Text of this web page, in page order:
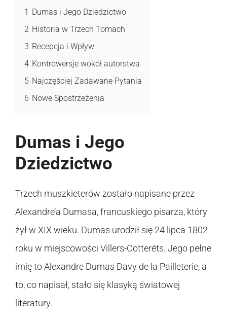
1 Dumas i Jego Dziedzictwo
2 Historia w Trzech Tomach
3 Recepcja i Wpływ
4 Kontrowersje wokół autorstwa
5 Najczęściej Zadawane Pytania
6 Nowe Spostrzeżenia
Dumas i Jego
Dziedzictwo
Trzech muszkieterów zostało napisane przez
Alexandre’a Dumasa, francuskiego pisarza, który
żył w XIX wieku. Dumas urodził się 24 lipca 1802
roku w miejscowości Villers-Cotterêts. Jego pełne
imię to Alexandre Dumas Davy de la Pailleterie, a
to, co napisał, stało się klasyką światowej
literatury.